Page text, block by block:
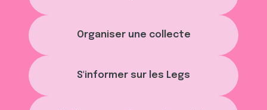
Organiser une collecte
S'informer sur les Legs